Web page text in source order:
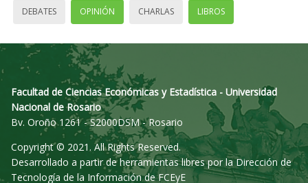
DEBATES OPINIÓN CHARLAS LIBROS
Facultad de Ciencias Económicas y Estadística - Universidad
Nacional de Rosario
Bv. Oroño 1261 - S2000DSM - Rosario
Copyright © 2021. All Rights Reserved.
Desarrollado a partir de herramientas libres por la Dirección de
Tecnología de la Información de FCEyE